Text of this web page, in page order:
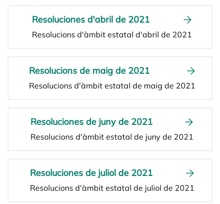
Resoluciones d'abril de 2021
Resolucions d'àmbit estatal d'abril de 2021
Resolucions de maig de 2021
Resolucions d'àmbit estatal de maig de 2021
Resoluciones de juny de 2021
Resolucions d'àmbit estatal de juny de 2021
Resoluciones de juliol de 2021
Resolucions d'àmbit estatal de juliol de 2021